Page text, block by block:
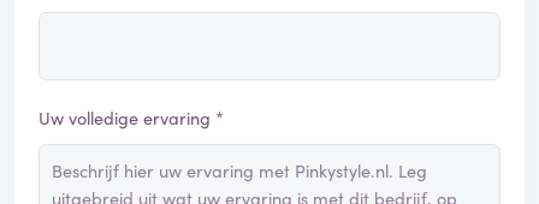
Uw volledige ervaring *